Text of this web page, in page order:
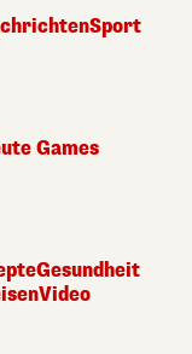
Sport
Games
Gesundheit
Video